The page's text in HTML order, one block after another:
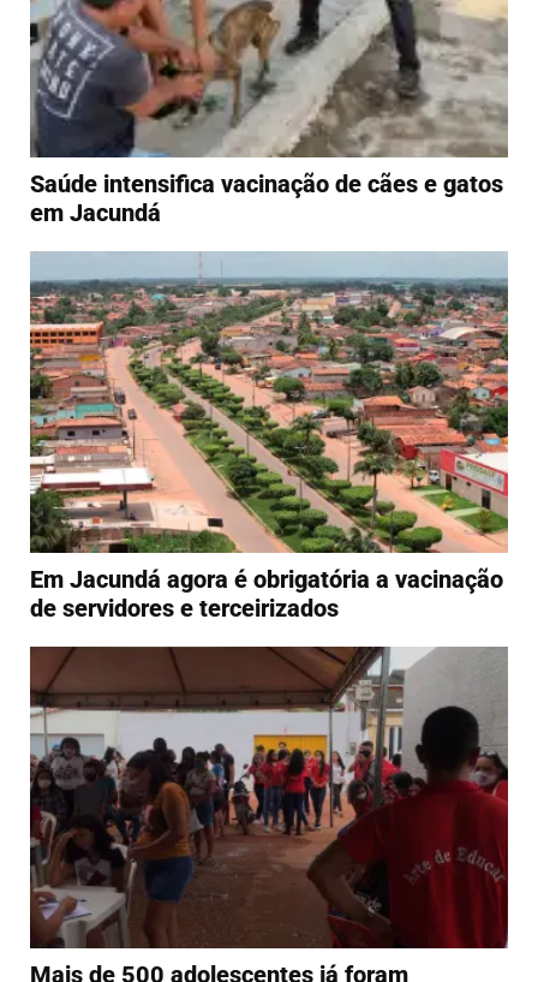
Saúde intensifica vacinação de cães e gatos
em Jacundá
Em Jacundá agora é obrigatória a vacinação
de servidores e terceirizados
Mais de 500 adolescentes já foram